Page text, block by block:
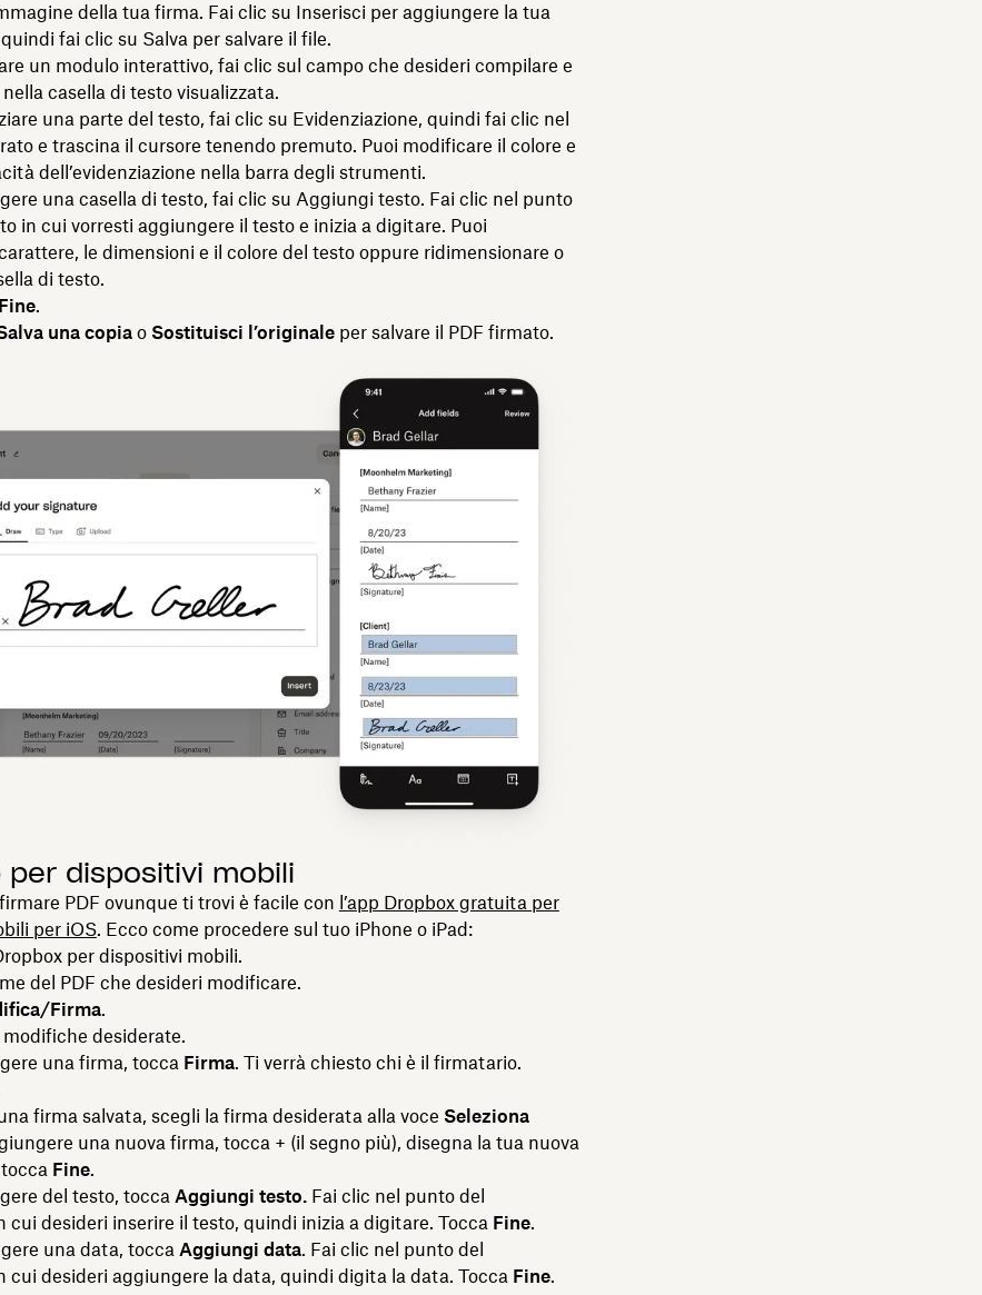
della tua firma. Fai clic su Inserisci per aggiungere la tua
fai clic su Salva per salvare il file.
un modulo interattivo, fai clic sul campo che desideri compilare e
casella di testo visualizzata.
una parte del testo, fai clic su Evidenziazione, quindi fai clic nel
e trascina il cursore tenendo premuto. Puoi modificare il colore e
dell’evidenziazione nella barra degli strumenti.
una casella di testo, fai clic su Aggiungi testo. Fai clic nel punto
in cui vorresti aggiungere il testo e inizia a digitare. Puoi
le dimensioni e il colore del testo oppure ridimensionare o
di testo.
Fine.
una copiao Sostituisci l’originaleper salvare il PDF firmato.
per dispositivi mobili
PDF ovunque ti trovi è facile con l’app Dropbox gratuita per
per iOS. Ecco come procedere sul tuo iPhone o iPad:
per dispositivi mobili.
del PDF che desideri modificare.
Firma.
desiderate.
una firma, tocca Firma. Ti verrà chiesto chi è il firmatario.
firma salvata, scegli la firma desiderata alla voce Seleziona
una nuova firma, tocca + (il segno più), disegna la tua nuova
Fine.
del testo, tocca Aggiungi testo.Fai clic nel punto del
cui desideri inserire il testo, quindi inizia a digitare. Tocca Fine.
una data, tocca Aggiungi data. Fai clic nel punto del
cui desideri aggiungere la data, quindi digita la data. Tocca Fine.